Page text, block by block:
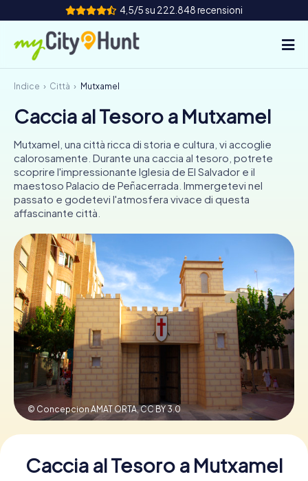
4,5/5 su 222.848 recensioni
Come funziona
Città
Tour
Team Building
Biglietti
INT
ES
FR UK
IT
NL
Prenota Biglietti
Acquista i Voucher
Indice Città Mutxamel
Caccia al Tesoro a Mutxamel
Mutxamel, una città ricca di storia e cultura, vi accoglie
calorosamente. Durante una caccia al tesoro, potrete
scoprire l'impressionante Iglesia de El Salvador e il
maestoso Palacio de Peñacerrada. Immergetevi nel
passato e godetevi l'atmosfera vivace di questa
affascinante città.
© Concepcion AMAT ORTA,CC BY 3.0
Caccia al Tesoro a Mutxamel